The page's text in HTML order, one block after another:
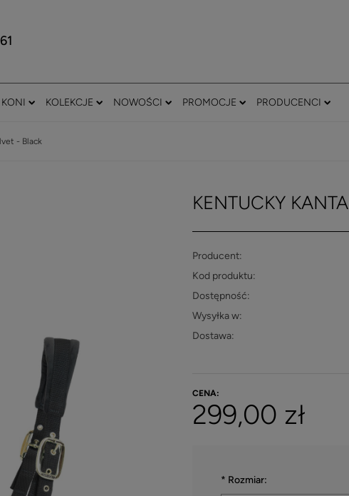
KOLEKCJE NOWOŚCI PROMOCJE PRODUCENCI
- Black
KENTUCKY
Producent:
Kod produktu:
Dostępność:
Wysyłka w:
Dostawa:
CENA:
299,00 zł
* Rozmiar: